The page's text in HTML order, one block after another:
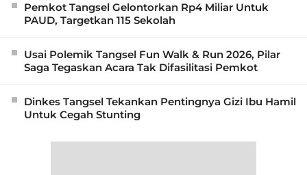
Pemkot Tangsel Gelontorkan Rp4 Miliar Untuk
PAUD, Targetkan 115 Sekolah
Usai Polemik Tangsel Fun Walk & Run 2026, Pilar
Saga Tegaskan Acara Tak Difasilitasi Pemkot
Dinkes Tangsel Tekankan Pentingnya Gizi Ibu Hamil
Untuk Cegah Stunting